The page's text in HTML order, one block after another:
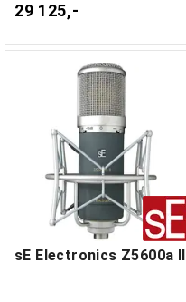
29 125,-
sE Electronics Z5600a II